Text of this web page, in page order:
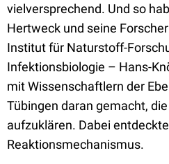
vielversprechend. Und so
Hertweck und seine
Institut für Naturstoff-
Infektionsbiologie – Hans-
mit Wissenschaftlern der
Tübingen daran gemacht,
aufzuklären. Dabei
Reaktionsmechanismus.